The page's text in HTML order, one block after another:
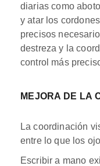
diarias como
y atar los
precisos
destreza y la
control más
MEJORA DE LA
La coordinación
entre lo que los
Escribir a mano